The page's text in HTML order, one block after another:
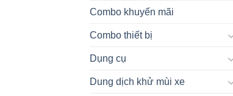
Combo khuyến mãi
Combo thiết bị
Dụng cụ
Dung dịch khử mùi xe